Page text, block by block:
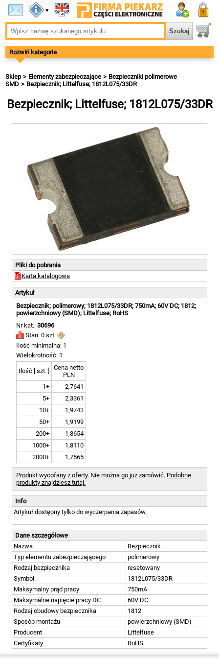
▾
Rozwiń kategorie
Sklep Elementy zabezpieczające
Bezpieczniki polimerowe
SMD
Bezpiecznik; Littelfuse; 1812L075/33DR
Bezpiecznik; Littelfuse; 1812L075/33DR
Pliki do pobrania
Karta katalogowa
Artykuł
Bezpiecznik; polimerowy; 1812L075/33DR; 750mA; 60V DC; 1812;
powierzchniowy (SMD); Littelfuse; RoHS
Nr kat.: 30696
Stan: 0 szt.
Ilość minimalna: 1
Wielokrotność: 1
Ilość [ szt. ]
Cena netto
PLN
1+
2,7641
5+
2,3361
10+
1,9743
50+
1,9199
200+
1,8654
1000+
1,8110
2000+
1,7565
Produkt wycofany z oferty. Nie można go już zamówić. Podobne
produkty znajdziesz tutaj.
Info
Artykuł dostępny tylko do wyczerpania zapasów.
Dane szczegółowe
Nazwa
Bezpiecznik
Typ elementu zabezpieczającego
polimerowy
Rodzaj bezpiecznika
resetowany
Symbol
1812L075/33DR
Maksymalny prąd pracy
750mA
Maksymalne napięcie pracy DC
60V DC
Rodzaj obudowy bezpiecznika
1812
Sposób montażu
powierzchniowy (SMD)
Producent
Littelfuse
Certyfikaty
RoHS